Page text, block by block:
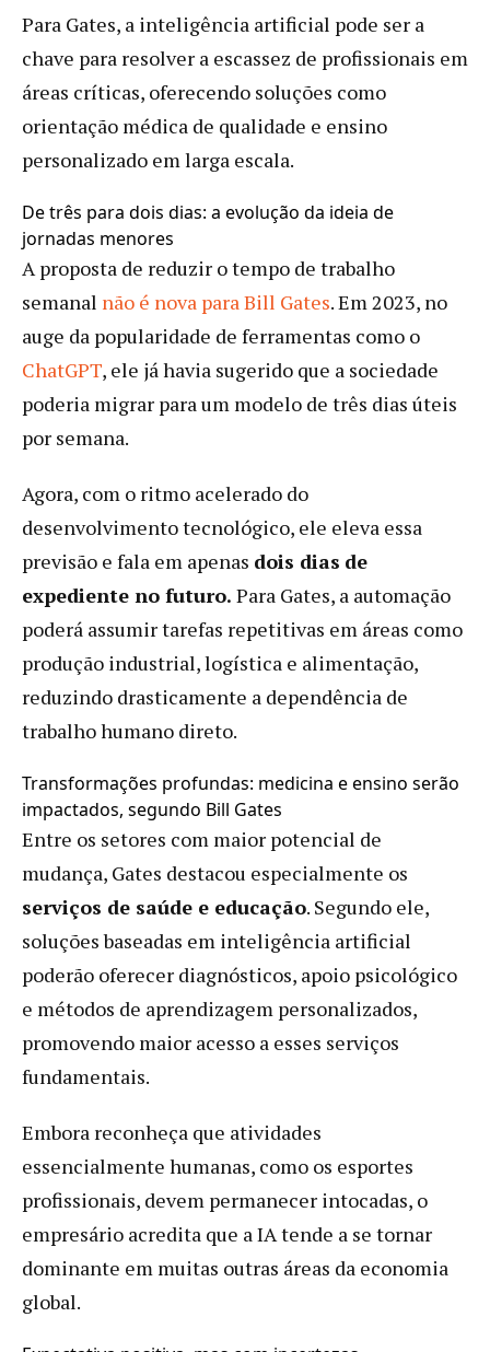
Para Gates, a inteligência artificial pode ser a
chave para resolver a escassez de profissionais em
áreas críticas, oferecendo soluções como
orientação médica de qualidade e ensino
personalizado em larga escala.
De três para dois dias: a evolução da ideia de
jornadas menores
A proposta de reduzir o tempo de trabalho
semanal não é nova para Bill Gates. Em 2023, no
auge da popularidade de ferramentas como o
ChatGPT, ele já havia sugerido que a sociedade
poderia migrar para um modelo de três dias úteis
por semana.
Agora, com o ritmo acelerado do
desenvolvimento tecnológico, ele eleva essa
previsão e fala em apenas dois dias de
expediente no futuro. Para Gates, a automação
poderá assumir tarefas repetitivas em áreas como
produção industrial, logística e alimentação,
reduzindo drasticamente a dependência de
trabalho humano direto.
Transformações profundas: medicina e ensino serão
impactados, segundo Bill Gates
Entre os setores com maior potencial de
mudança, Gates destacou especialmente os
serviços de saúde e educação. Segundo ele,
soluções baseadas em inteligência artificial
poderão oferecer diagnósticos, apoio psicológico
e métodos de aprendizagem personalizados,
promovendo maior acesso a esses serviços
fundamentais.
Embora reconheça que atividades
essencialmente humanas, como os esportes
profissionais, devem permanecer intocadas, o
empresário acredita que a IA tende a se tornar
dominante em muitas outras áreas da economia
global.